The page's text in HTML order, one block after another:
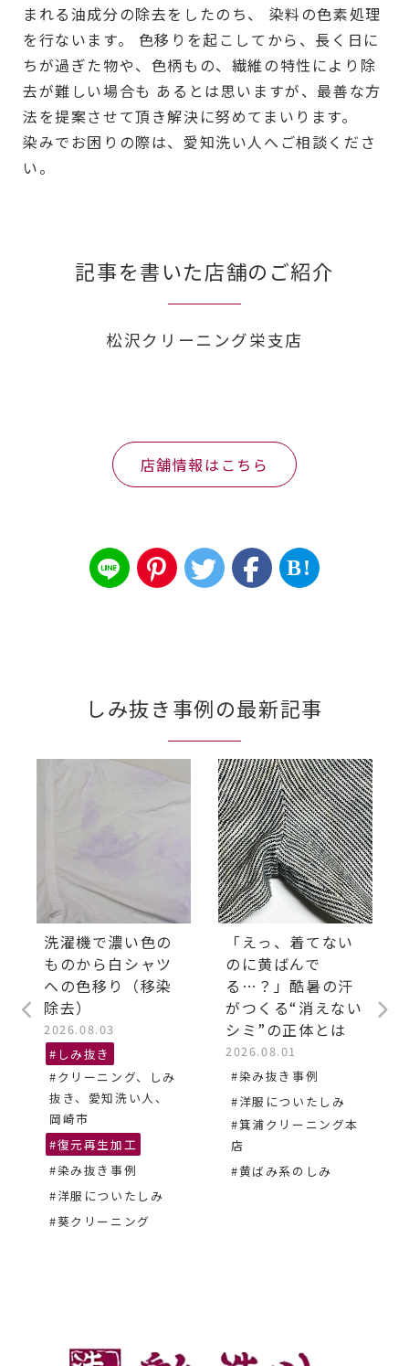
まれる油成分の除去をしたのち、 染料の色素処理
を行ないます。 色移りを起こしてから、長く日に
ちが過ぎた物や、色柄もの、繊維の特性により除
去が難しい場合も あるとは思いますが、最善な方
法を提案させて頂き解決に努めてまいります。
染みでお困りの際は、愛知洗い人へご相談くださ
い。
記事を書いた店舗のご紹介
松沢クリーニング栄支店
店舗情報はこちら
B!
しみ抜き事例の最新記事
洗濯機で濃い色の
ものから白シャツ
への色移り（移染
除去）
2026.08.03
#しみ抜き
#クリーニング、しみ
抜き、愛知洗い人、
岡崎市
#復元再生加工
#染み抜き事例
#洋服についたしみ
#葵クリーニング
「えっ、着てない
のに黄ばんで
る…？」酷暑の汗
がつくる“消えない
シミ”の正体とは
2026.08.01
#染み抜き事例
#洋服についたしみ
#箕浦クリーニング本
店
#黄ばみ系のしみ